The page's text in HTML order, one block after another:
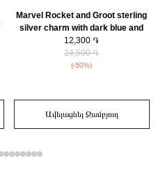
Marvel Rocket and Groot sterling
silver charm with dark blue and
shimmering blue enamel/
792565C01
12,300 ֏
24,500 ֏
(-50%)
Ավելացնել Զամբյուղ